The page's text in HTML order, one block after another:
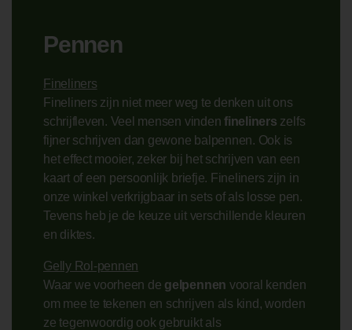
Pennen
Fineliners
Fineliners zijn niet meer weg te denken uit ons
schrijfleven. Veel mensen vindenfineliners zelfs
fijner schrijven dan gewone balpennen. Ook is
het effect mooier, zeker bij het schrijven van een
kaart of een persoonlijk briefje. Fineliners zijn in
onze winkel verkrijgbaar in sets of als losse pen.
Tevens heb je de keuze uit verschillende kleuren
en diktes.
Gelly Rol-pennen
Waar we voorheen de gelpennen vooral kenden
om mee te tekenen en schrijven als kind, worden
ze tegenwoordig ook gebruikt als